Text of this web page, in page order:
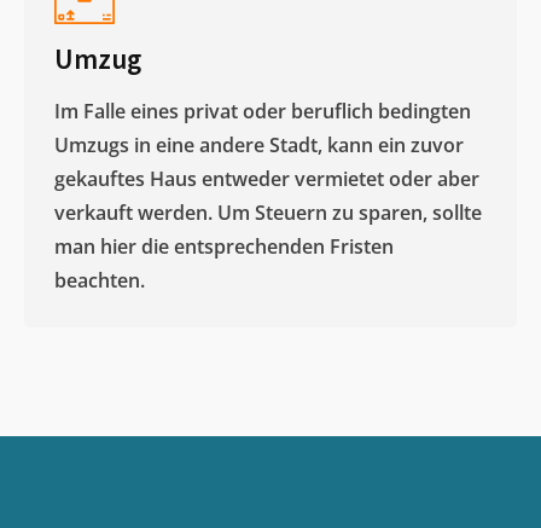
Umzug
Im Falle eines privat oder beruflich bedingten
Umzugs in eine andere Stadt, kann ein zuvor
gekauftes Haus entweder vermietet oder aber
verkauft werden. Um Steuern zu sparen, sollte
man hier die entsprechenden Fristen
beachten.